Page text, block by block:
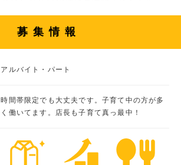
募集情報
アルバイト・パート
時間帯限定でも大丈夫です。子育て中の方が多
く働いてます。店長も子育て真っ最中！